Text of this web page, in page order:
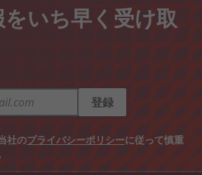
いち早く受け取
登録
社のプライバシーポリシーに従って慎重